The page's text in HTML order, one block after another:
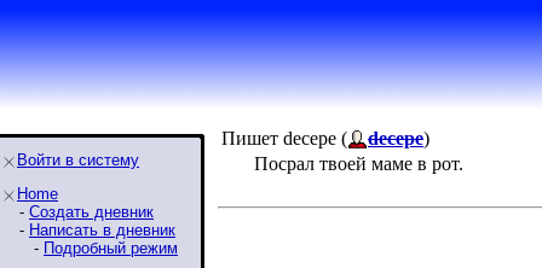
Войти в систему
Home
- Создать дневник
- Написать в дневник
- Подробный режим
Пишет decepe ( decepe)
Посрал твоей маме в рот.